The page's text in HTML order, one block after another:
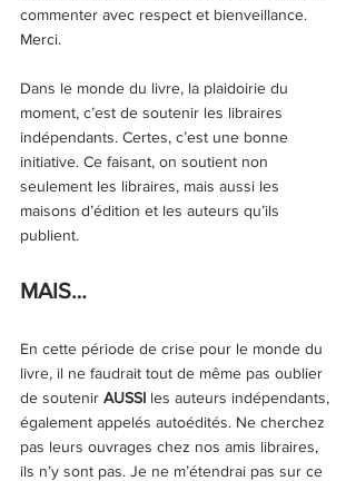
commenter avec respect et bienveillance.
Merci.
Dans le monde du livre, la plaidoirie du
moment, c’est de soutenir les libraires
indépendants. Certes, c’est une bonne
initiative. Ce faisant, on soutient non
seulement les libraires, mais aussi les
maisons d’édition et les auteurs qu’ils
publient.
MAIS…
En cette période de crise pour le monde du
livre, il ne faudrait tout de même pas oublier
de soutenir AUSSI les auteurs indépendants,
également appelés autoédités. Ne cherchez
pas leurs ouvrages chez nos amis libraires,
ils n’y sont pas. Je ne m’étendrai pas sur ce